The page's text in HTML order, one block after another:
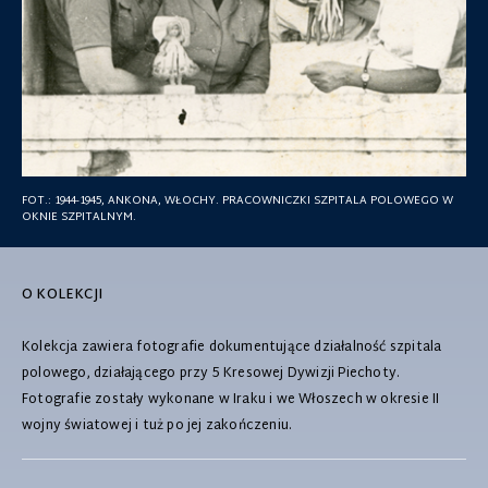
FOT.: 1944-1945, ANKONA, WŁOCHY. PRACOWNICZKI SZPITALA POLOWEGO W
OKNIE SZPITALNYM.
O KOLEKCJI
Kolekcja zawiera fotografie dokumentujące działalność szpitala
polowego, działającego przy 5 Kresowej Dywizji Piechoty.
Fotografie zostały wykonane w Iraku i we Włoszech w okresie II
wojny światowej i tuż po jej zakończeniu.